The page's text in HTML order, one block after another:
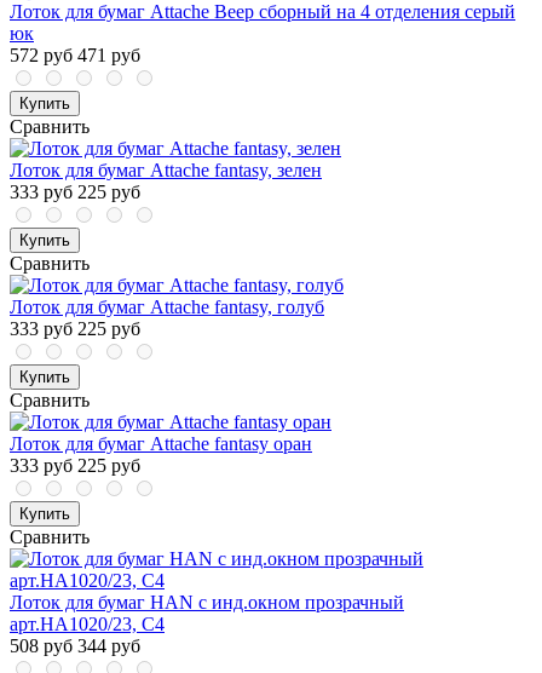
Лоток для бумаг Attache Веер сборный на 4 отделения серый
юк
572 руб 471 руб
Купить
Сравнить
Лоток для бумаг Attache fantasy, зелен
333 руб 225 руб
Купить
Сравнить
Лоток для бумаг Attache fantasy, голуб
333 руб 225 руб
Купить
Сравнить
Лоток для бумаг Attache fantasy оран
333 руб 225 руб
Купить
Сравнить
Лоток для бумаг HAN с инд.окном прозрачный
арт.HA1020/23, C4
508 руб 344 руб